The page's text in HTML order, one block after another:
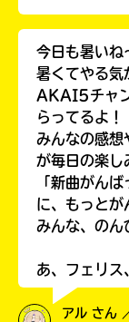
今日も暑いね
暑くてやる
AKAI5チャ
らってるよ！
みんなの感想
が毎日の楽し
「新曲がん
に、もっと
みんな、の
あ、フェリス
アル さん